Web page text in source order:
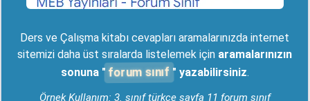
Ders ve Çalışma kitabı cevapları aramalarınızda internet
sitemizi daha üst sıralarda listelemek için aramalarınızın
sonuna " forum sınıf " yazabilirsiniz.
Örnek Kullanım: 3. sınıf türkçe sayfa 11 forum sınıf